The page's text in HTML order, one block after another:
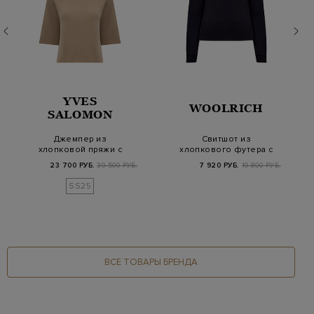
YVES
SALOMON
Джемпер из
хлопковой пряжи с
ламе
23 700 РУБ. 39 500 РУБ.
SS25
WOOLRICH
Свитшот из
хлопкового футера с
логоти…
7 920 РУБ. 19 800 РУБ.
ВСЕ ТОВАРЫ БРЕНДА